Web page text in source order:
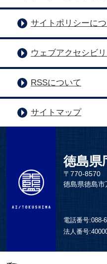
サイトポリシーに
ウェブアクセシビ
RSSについて
サイトマップ
徳島県
〒770-8570
徳島県徳島
電話番号:088-
法人番号: